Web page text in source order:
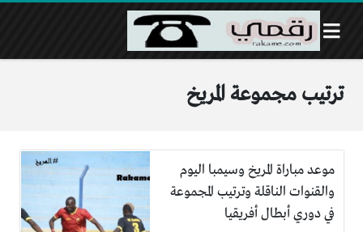
ترتيب مجموعة المريخ
موعد مباراة المريخ وسيمبا اليوم
والقنوات الناقلة وترتيب المجموعة
في دوري أبطال أفريقيا